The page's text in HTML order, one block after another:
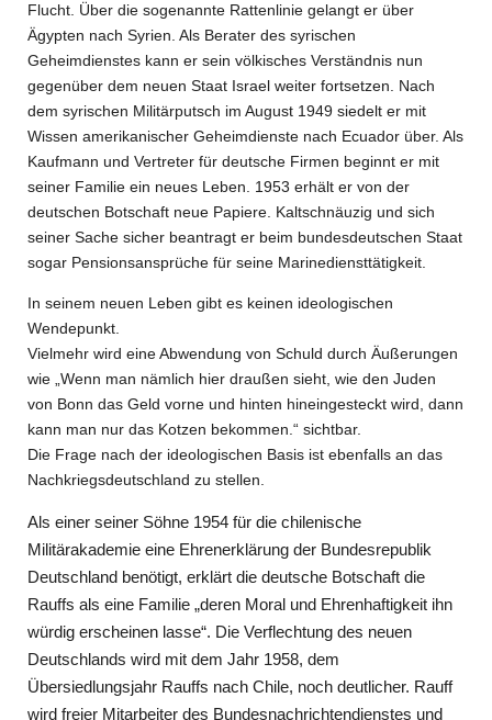
Flucht. Über die sogenannte Rattenlinie gelangt er über
Ägypten nach Syrien. Als Berater des syrischen
Geheimdienstes kann er sein völkisches Verständnis nun
gegenüber dem neuen Staat Israel weiter fortsetzen. Nach
dem syrischen Militärputsch im August 1949 siedelt er mit
Wissen amerikanischer Geheimdienste nach Ecuador über. Als
Kaufmann und Vertreter für deutsche Firmen beginnt er mit
seiner Familie ein neues Leben. 1953 erhält er von der
deutschen Botschaft neue Papiere. Kaltschnäuzig und sich
seiner Sache sicher beantragt er beim bundesdeutschen Staat
sogar Pensionsansprüche für seine Marinediensttätigkeit.
In seinem neuen Leben gibt es keinen ideologischen
Wendepunkt.
Vielmehr wird eine Abwendung von Schuld durch Äußerungen
wie „Wenn man nämlich hier draußen sieht, wie den Juden
von Bonn das Geld vorne und hinten hineingesteckt wird, dann
kann man nur das Kotzen bekommen.“ sichtbar.
Die Frage nach der ideologischen Basis ist ebenfalls an das
Nachkriegsdeutschland zu stellen.
Als einer seiner Söhne 1954 für die chilenische
Militärakademie eine Ehrenerklärung der Bundesrepublik
Deutschland benötigt, erklärt die deutsche Botschaft die
Rauffs als eine Familie „deren Moral und Ehrenhaftigkeit ihn
würdig erscheinen lasse“. Die Verflechtung des neuen
Deutschlands wird mit dem Jahr 1958, dem
Übersiedlungsjahr Rauffs nach Chile, noch deutlicher. Rauff
wird freier Mitarbeiter des Bundesnachrichtendienstes und